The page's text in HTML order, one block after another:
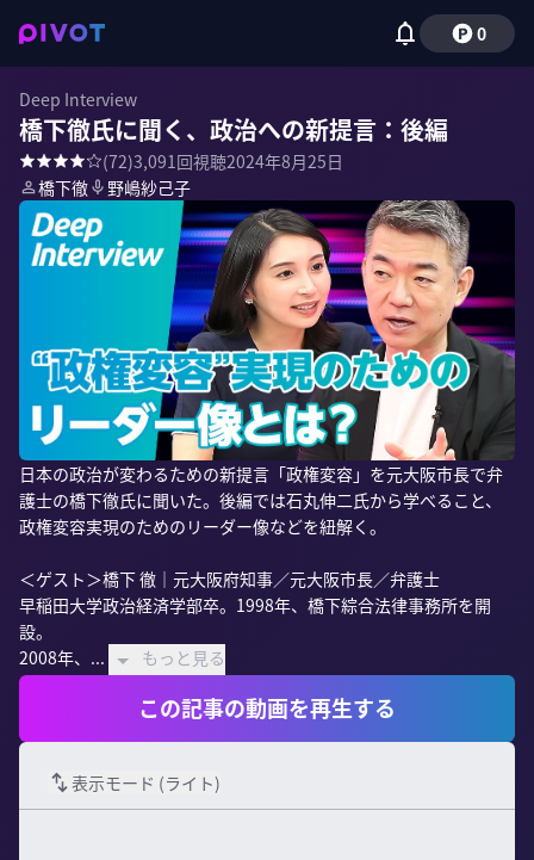
0
Deep Interview
橋下徹氏に聞く、政治への新提言：後編
(72)3,091回視聴2024年8月25日
橋下徹
野嶋紗己子
日本の政治が変わるための新提言「政権変容」を元大阪市長で弁
護士の橋下徹氏に聞いた。後編では石丸伸二氏から学べること、
政権変容実現のためのリーダー像などを紐解く。
＜ゲスト＞橋下 徹｜元大阪府知事／元大阪市長／弁護士
早稲田大学政治経済学部卒。1998年、橋下綜合法律事務所を開
設。
2008年、...
もっと見る
この記事の動画を再生する
表示モード (ライト)